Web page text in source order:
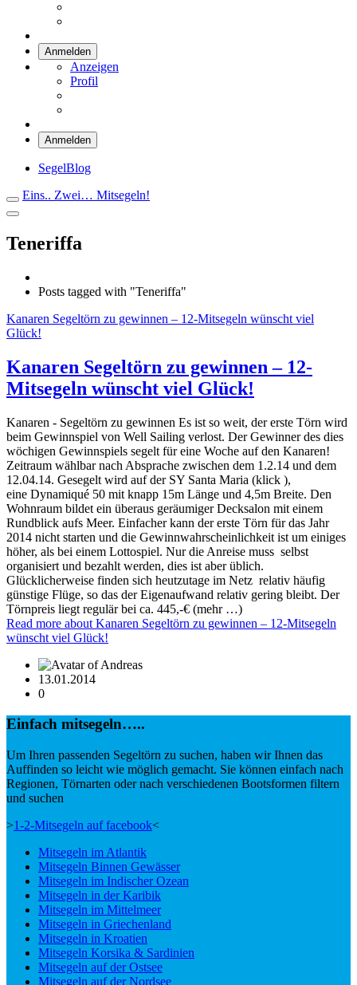
Anmelden
Anzeigen
Profil
Anmelden
SegelBlog
Eins.. Zwei… Mitsegeln!
Teneriffa
Posts tagged with "Teneriffa"
Kanaren Segeltörn zu gewinnen – 12-Mitsegeln wünscht viel
Glück!
Kanaren Segeltörn zu gewinnen – 12-
Mitsegeln wünscht viel Glück!
Kanaren - Segeltörn zu gewinnen Es ist so weit, der erste Törn wird
beim Gewinnspiel von Well Sailing verlost. Der Gewinner des dies
wöchigen Gewinnspiels segelt für eine Woche auf den Kanaren!
Zeitraum wählbar nach Absprache zwischen dem 1.2.14 und dem
12.04.14. Gesegelt wird auf der SY Santa Maria (klick ),
eine Dynamiqué 50 mit knapp 15m Länge und 4,5m Breite. Den
Wohnraum bildet ein überaus geräumiger Decksalon mit einem
Rundblick aufs Meer. Einfacher kann der erste Törn für das Jahr
2014 nicht starten und die Gewinnwahrscheinlichkeit ist um einiges
höher, als bei einem Lottospiel. Nur die Anreise muss selbst
organisiert und bezahlt werden, dies ist aber üblich.
Glücklicherweise finden sich heutzutage im Netz relativ häufig
günstige Flüge, so das der Eigenaufwand relativ gering bleibt. Der
Törnpreis liegt regulär bei ca. 445,-€ (mehr …)
Read more about Kanaren Segeltörn zu gewinnen – 12-Mitsegeln
wünscht viel Glück!
13.01.2014
0
Einfach mitsegeln…..
Um Ihren passenden Segeltörn zu suchen, haben wir Ihnen das
Auffinden so leicht wie möglich gemacht. Sie können einfach nach
Regionen, Törnarten oder nach verschiedenen Bootsformen filtern
und suchen
>1-2-Mitsegeln auf facebook<
Mitsegeln im Atlantik
Mitsegeln Binnen Gewässer
Mitsegeln im Indischer Ozean
Mitsegeln in der Karibik
Mitsegeln im Mittelmeer
Mitsegeln in Griechenland
Mitsegeln in Kroatien
Mitsegeln Korsika & Sardinien
Mitsegeln auf der Ostsee
Mitsegeln auf der Nordsee